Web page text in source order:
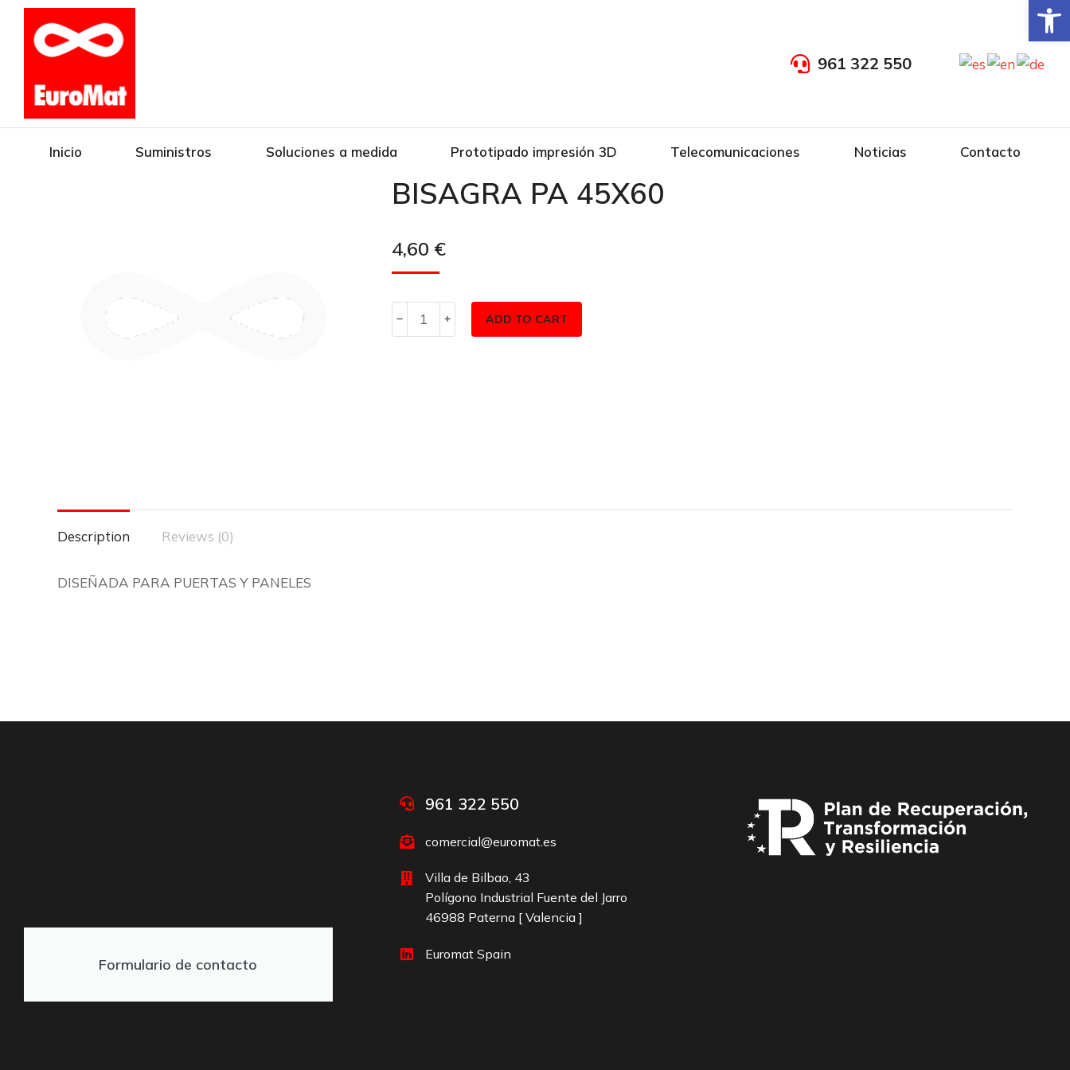
961 322 550
Inicio Suministros Soluciones a medida Prototipado impresión 3D Telecomunicaciones Noticias Contacto
BISAGRA PA 45X60
4,60 €
ADD TO CART
Description Reviews (0)
DISEÑADA PARA PUERTAS Y PANELES
Formulario de contacto
961 322 550
comercial@euromat.es
Villa de Bilbao, 43
Polígono Industrial Fuente del Jarro
46988 Paterna [ Valencia ]
Euromat Spain